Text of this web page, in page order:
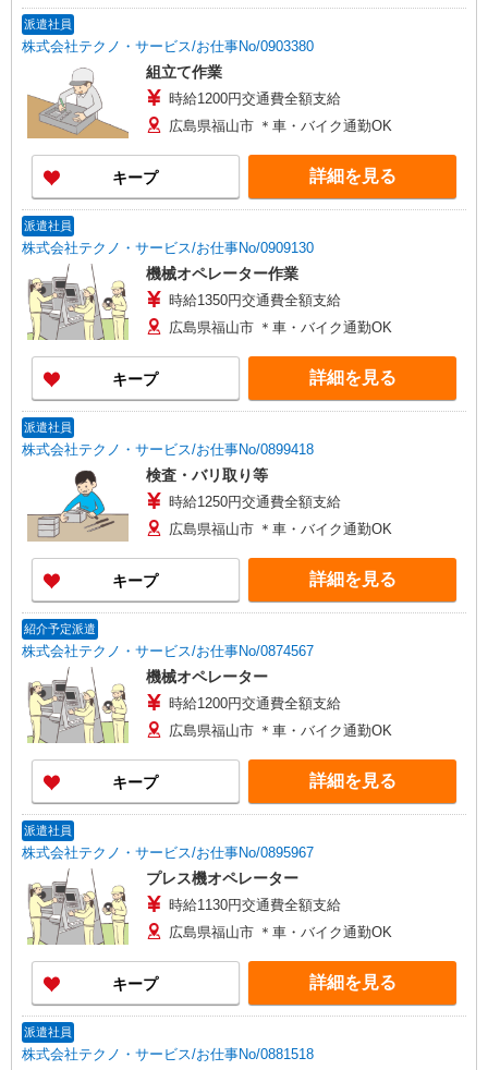
派遣社員
株式会社テクノ・サービス/お仕事No/0903380
組立て作業
時給1200円交通費全額支給
広島県福山市 ＊車・バイク通勤OK
キープ 詳細を見る
派遣社員
株式会社テクノ・サービス/お仕事No/0909130
機械オペレーター作業
時給1350円交通費全額支給
広島県福山市 ＊車・バイク通勤OK
キープ 詳細を見る
派遣社員
株式会社テクノ・サービス/お仕事No/0899418
検査・バリ取り等
時給1250円交通費全額支給
広島県福山市 ＊車・バイク通勤OK
キープ 詳細を見る
紹介予定派遣
株式会社テクノ・サービス/お仕事No/0874567
機械オペレーター
時給1200円交通費全額支給
広島県福山市 ＊車・バイク通勤OK
キープ 詳細を見る
派遣社員
株式会社テクノ・サービス/お仕事No/0895967
プレス機オペレーター
時給1130円交通費全額支給
広島県福山市 ＊車・バイク通勤OK
キープ 詳細を見る
派遣社員
株式会社テクノ・サービス/お仕事No/0881518